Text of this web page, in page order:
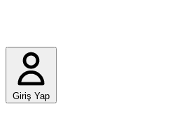
Giriş Yap